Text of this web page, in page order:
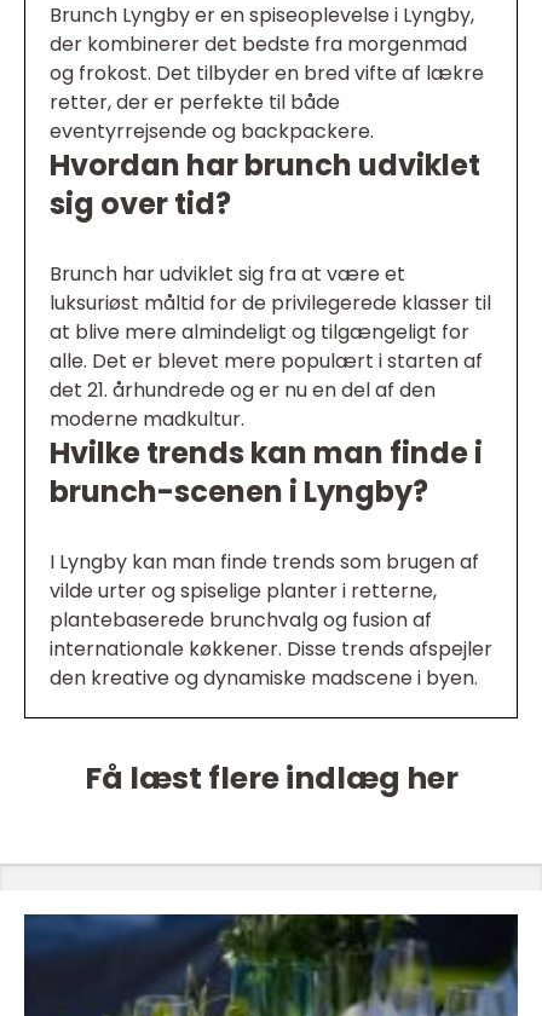
Brunch Lyngby er en spiseoplevelse i Lyngby,
der kombinerer det bedste fra morgenmad
og frokost. Det tilbyder en bred vifte af lækre
retter, der er perfekte til både
eventyrrejsende og backpackere.
Hvordan har brunch udviklet
sig over tid?
Brunch har udviklet sig fra at være et
luksuriøst måltid for de privilegerede klasser til
at blive mere almindeligt og tilgængeligt for
alle. Det er blevet mere populært i starten af
det 21. århundrede og er nu en del af den
moderne madkultur.
Hvilke trends kan man finde i
brunch-scenen i Lyngby?
I Lyngby kan man finde trends som brugen af
vilde urter og spiselige planter i retterne,
plantebaserede brunchvalg og fusion af
internationale køkkener. Disse trends afspejler
den kreative og dynamiske madscene i byen.
Få læst flere indlæg her